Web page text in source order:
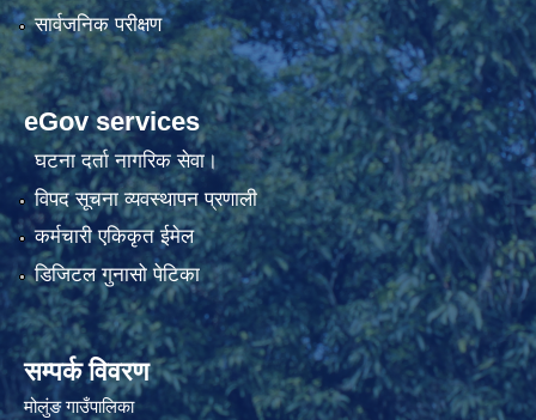
सार्वजनिक परीक्षण
eGov services
घटना दर्ता नागरिक सेवा।
विपद सूचना व्यवस्थापन प्रणाली
कर्मचारी एकिकृत ईमेल
डिजिटल गुनासो पेटिका
सम्पर्क विवरण
मोलुंङ गाउँपालिका